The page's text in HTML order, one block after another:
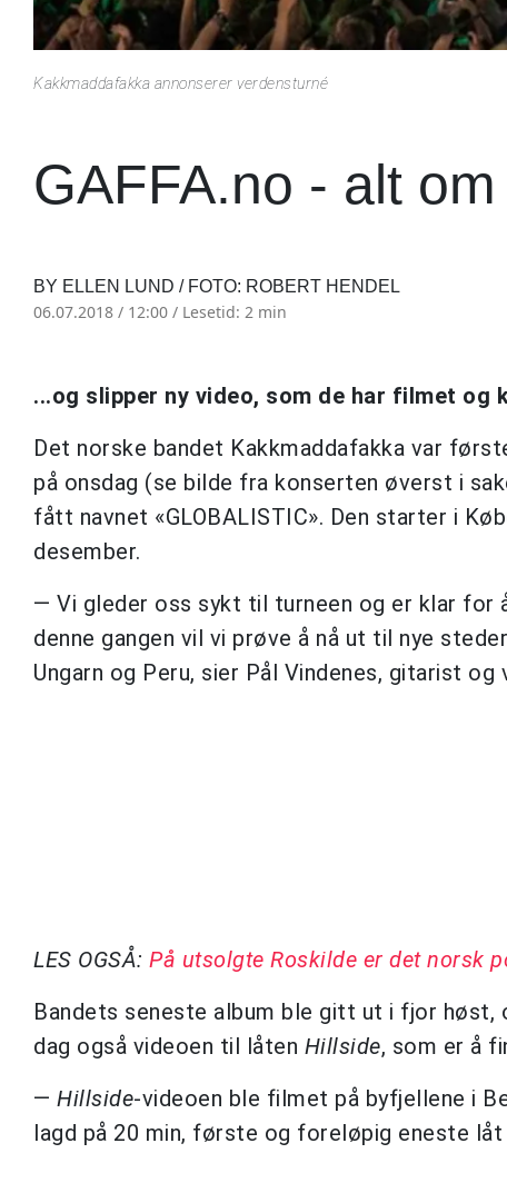
Kakkmaddafakka annonserer verdensturné
GAFFA.no - alt
BY ELLEN LUND / FOTO: ROBERT HENDEL
06.07.2018 / 12:00 / Lesetid: 2 min
...og slipper ny video, som de har filmet og
Det norske bandet Kakkmaddafakka var
på onsdag (se bilde fra konserten øverst i
fått navnet «GLOBALISTIC». Den starter i
desember.
— Vi gleder oss sykt til turneen og er klar
denne gangen vil vi prøve å nå ut til nye
Ungarn og Peru, sier Pål Vindenes, gitarist
LES OGSÅ: På utsolgte Roskilde er det norsk
Bandets seneste album ble gitt ut i fjor høst,
dag også videoen til låten Hillside, som er å
— Hillside-videoen ble filmet på byfjellene i
lagd på 20 min, første og foreløpig eneste